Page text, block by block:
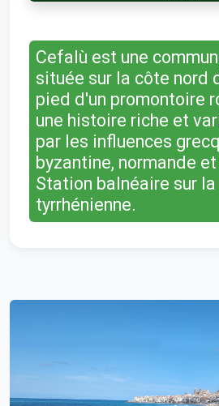
Cefalù est une
située sur la côte nord
pied d'un promontoire
une histoire riche et
par les influences
byzantine, normande
Station balnéaire sur
tyrrhénienne.